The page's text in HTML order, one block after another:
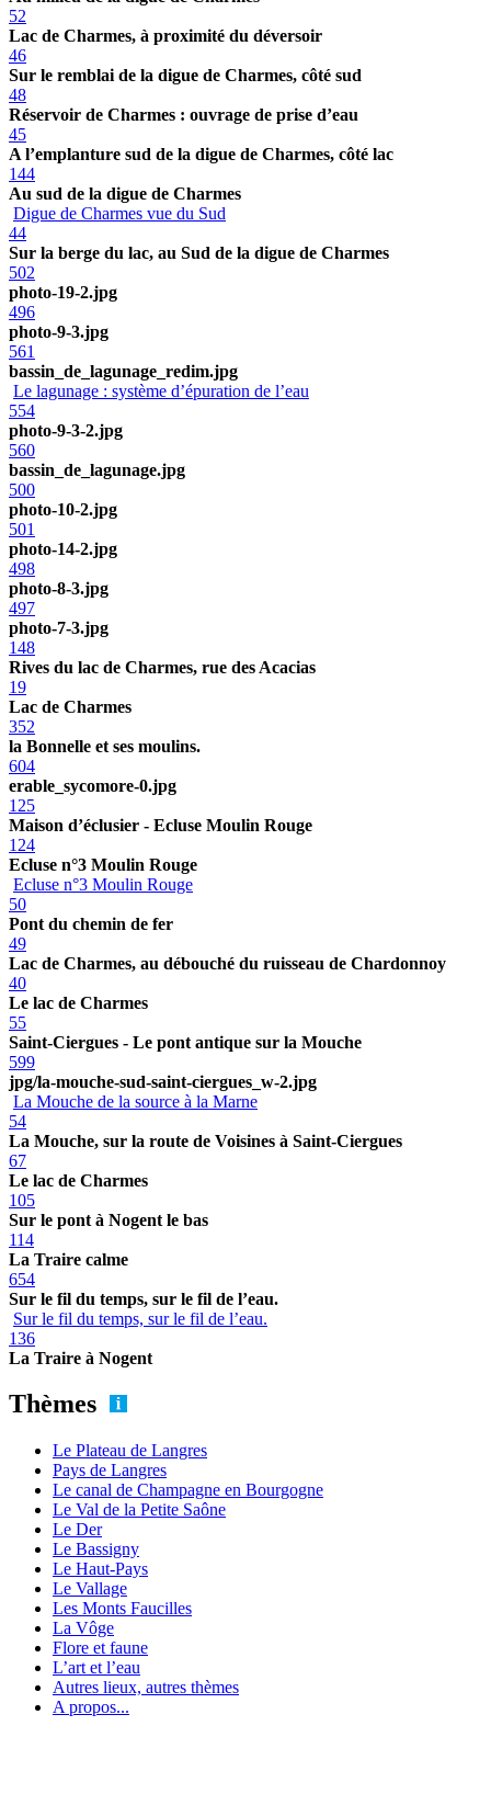
52
Lac de Charmes, à proximité du déversoir
46
Sur le remblai de la digue de Charmes, côté sud
48
Réservoir de Charmes : ouvrage de prise d’eau
45
A l’emplanture sud de la digue de Charmes, côté lac
144
Au sud de la digue de Charmes
Digue de Charmes vue du Sud
44
Sur la berge du lac, au Sud de la digue de Charmes
502
photo-19-2.jpg
496
photo-9-3.jpg
561
bassin_de_lagunage_redim.jpg
Le lagunage : système d’épuration de l’eau
554
photo-9-3-2.jpg
560
bassin_de_lagunage.jpg
500
photo-10-2.jpg
501
photo-14-2.jpg
498
photo-8-3.jpg
497
photo-7-3.jpg
148
Rives du lac de Charmes, rue des Acacias
19
Lac de Charmes
352
la Bonnelle et ses moulins.
604
erable_sycomore-0.jpg
125
Maison d’éclusier - Ecluse Moulin Rouge
124
Ecluse n°3 Moulin Rouge
Ecluse n°3 Moulin Rouge
50
Pont du chemin de fer
49
Lac de Charmes, au débouché du ruisseau de Chardonnoy
40
Le lac de Charmes
55
Saint-Ciergues - Le pont antique sur la Mouche
599
jpg/la-mouche-sud-saint-ciergues_w-2.jpg
La Mouche de la source à la Marne
54
La Mouche, sur la route de Voisines à Saint-Ciergues
67
Le lac de Charmes
105
Sur le pont à Nogent le bas
114
La Traire calme
654
Sur le fil du temps, sur le fil de l’eau.
Sur le fil du temps, sur le fil de l’eau.
136
La Traire à Nogent
Thèmes
Le Plateau de Langres
Pays de Langres
Le canal de Champagne en Bourgogne
Le Val de la Petite Saône
Le Der
Le Bassigny
Le Haut-Pays
Le Vallage
Les Monts Faucilles
La Vôge
Flore et faune
L’art et l’eau
Autres lieux, autres thèmes
A propos...